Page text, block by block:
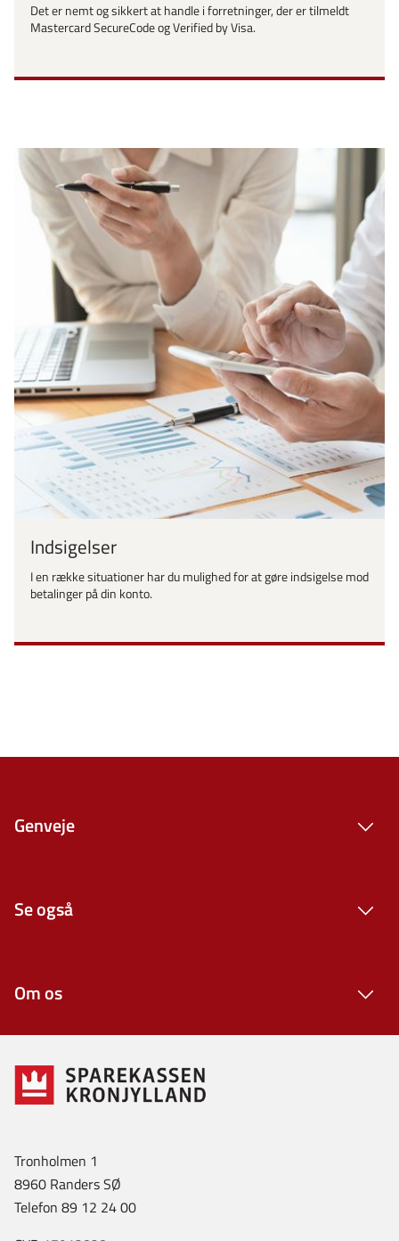
Det er nemt og sikkert at handle i forretninger, der er tilmeldt
Mastercard SecureCode og Verified by Visa.
Indsigelser
I en række situationer har du mulighed for at gøre indsigelse mod
betalinger på din konto.
Genveje
Se også
Om os
Tronholmen 1
8960 Randers SØ
Telefon 89 12 24 00